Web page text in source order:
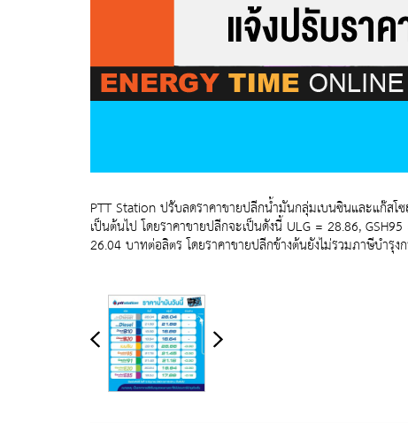
PTT Station ปรับลดราคาขายปลีกน้ำมันกลุ่มเบนซินและแก๊ส
เป็นต้นไป โดยราคาขายปลีกจะเป็นดังนี้ ULG = 28.86,
26.04 บาทต่อลิตร โดยราคาขายปลีกข้างต้นยังไม่รวมภาษีบำรุง